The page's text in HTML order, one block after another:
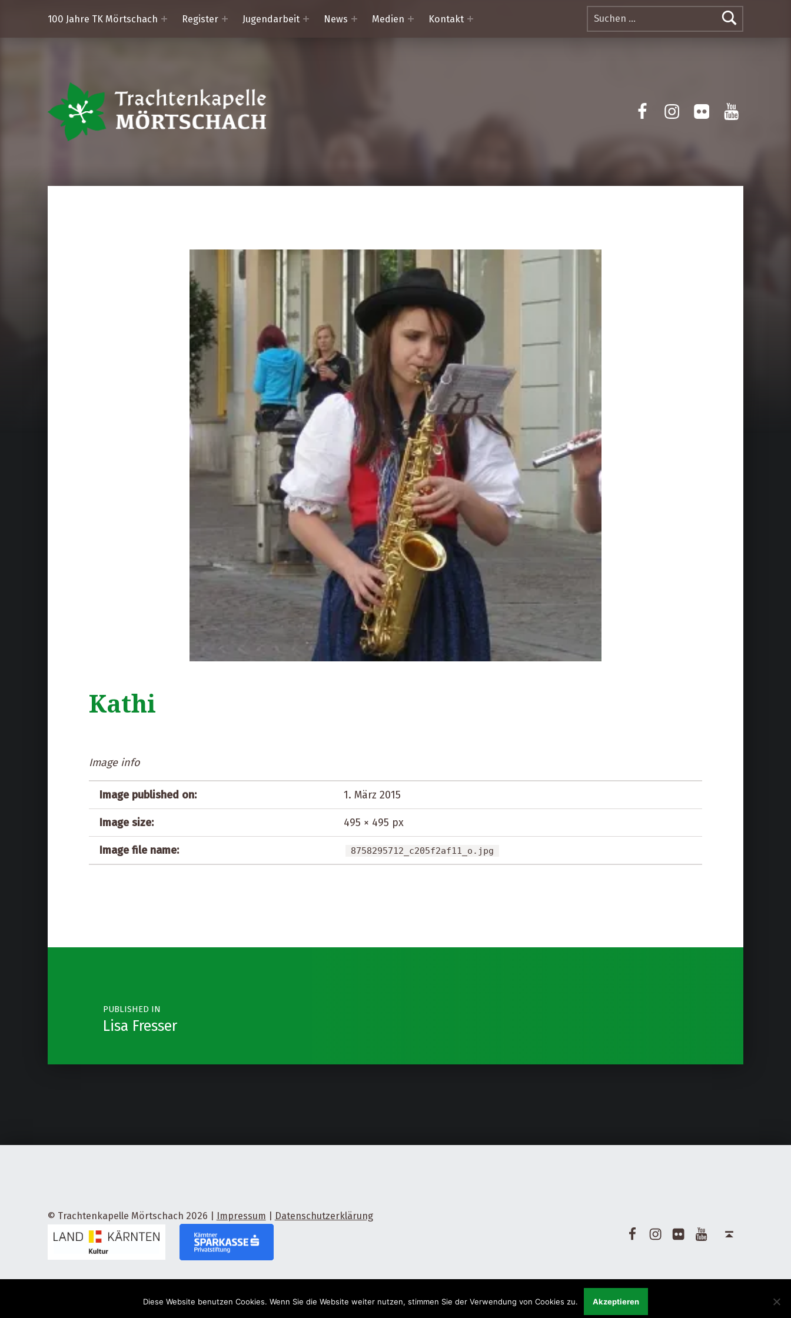
Suchen nach:
100 Jahre TK Mörtschach
Register Jugendarbeit News Medien Kontakt
FacebookInstagram
FlickrYotube
Kathi
Image info
Image published on: 1. März 2015
Image size: 495 × 495 px
Image file name: 8758295712_c205f2af11_o.jpg
Post navigation
PUBLISHED IN
Lisa Fresser
© Trachtenkapelle Mörtschach 2026 Impressum Datenschutzerklärung FacebookInstagram
FlickrYotube
Diese Website benutzen Cookies. Wenn Sie die Website weiter nutzen, stimmen Sie der Verwendung von Cookies zu. Akzeptieren